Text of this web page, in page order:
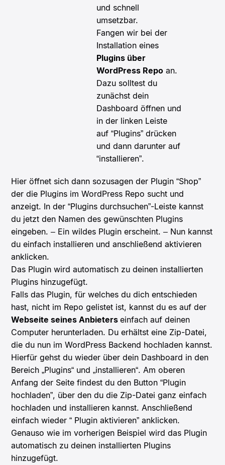
und schnell
umsetzbar.
Fangen wir bei der
Installation eines
Plugins über
WordPress Repo an.
Dazu solltest du
zunächst dein
Dashboard öffnen und
in der linken Leiste
auf “Plugins” drücken
und dann darunter auf
“installieren”.
Hier öffnet sich dann sozusagen der Plugin “Shop”
der die Plugins im WordPress Repo sucht und
anzeigt. In der “Plugins durchsuchen”-Leiste kannst
du jetzt den Namen des gewünschten Plugins
eingeben. – Ein wildes Plugin erscheint. – Nun kannst
du einfach installieren und anschließend aktivieren
anklicken.
Das Plugin wird automatisch zu deinen installierten
Plugins hinzugefügt.
Falls das Plugin, für welches du dich entschieden
hast, nicht im Repo gelistet ist, kannst du es auf der
Webseite seines Anbieterseinfach auf deinen
Computer herunterladen. Du erhältst eine Zip-Datei,
die du nun im WordPress Backend hochladen kannst.
Hierfür gehst du wieder über dein Dashboard in den
Bereich „Plugins“ und „installieren“. Am oberen
Anfang der Seite findest du den Button “Plugin
hochladen”, über den du die Zip-Datei ganz einfach
hochladen und installieren kannst. Anschließend
einfach wieder “ Plugin aktivieren” anklicken.
Genauso wie im vorherigen Beispiel wird das Plugin
automatisch zu deinen installierten Plugins
hinzugefügt.